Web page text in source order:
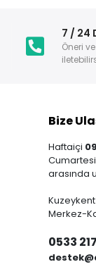
7 / 24
Öneri
Bize
Haftaiçi
Cumartesi
arasında
Kuzeykent
Merkez-
0533